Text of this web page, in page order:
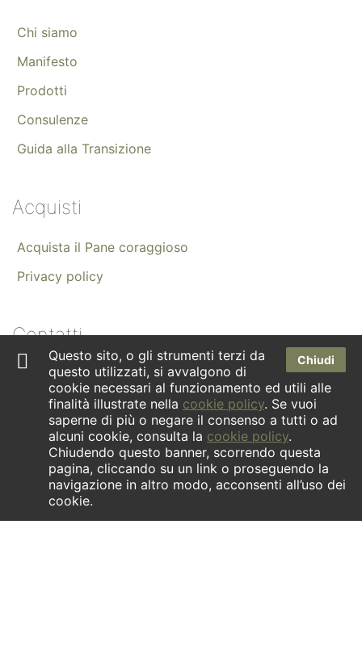
Chiudi
Questo sito, o gli strumenti terzi da
questo utilizzati, si avvalgono di
cookie necessari al funzionamento ed utili alle
finalità illustrate nella cookie policy. Se vuoi
saperne di più o negare il consenso a tutti o ad
alcuni cookie, consulta la cookie policy.
Chiudendo questo banner, scorrendo questa
pagina, cliccando su un link o proseguendo la
navigazione in altro modo, acconsenti all’uso dei
cookie.
Chi siamo
Manifesto
Prodotti
Consulenze
Guida alla Transizione
Acquisti
Acquista il Pane coraggioso
Privacy policy
Contatti
Dove siamo
Newsletter
Facebook
Instagram
INFORMATIVA ex art.1 comma 125- quinquies della Legge